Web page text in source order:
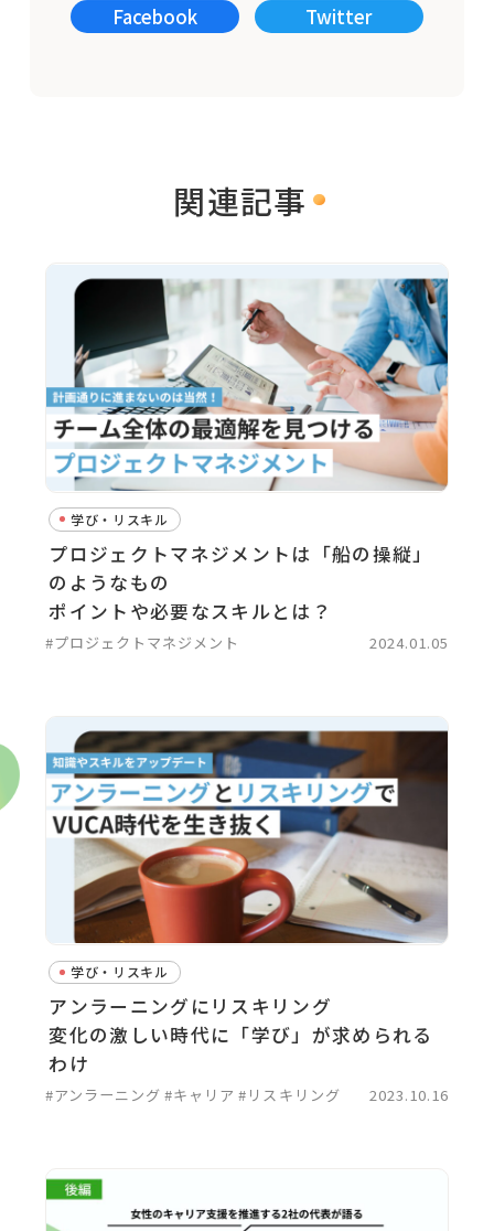
Facebook
Twitter
関連記事
学び・リスキル
プロジェクトマネジメントは「船の操縦」
のようなもの
ポイントや必要なスキルとは？
#プロジェクトマネジメント 2024.01.05
学び・リスキル
アンラーニングにリスキリング
変化の激しい時代に「学び」が求められる
わけ
#アンラーニング #キャリア #リスキリング 2023.10.16